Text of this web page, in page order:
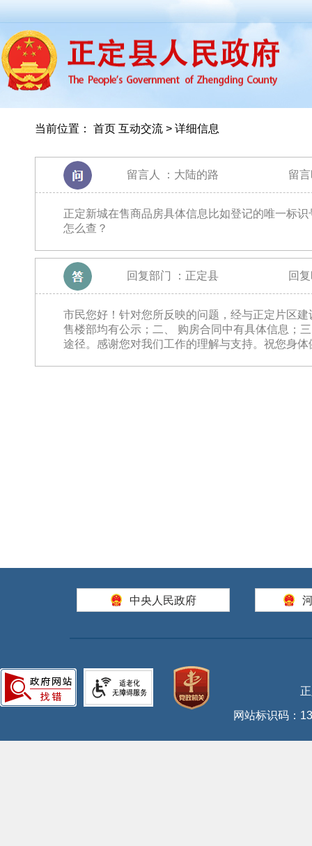
当前位置： 首页 互动交流 > 详细信息
留言人 ： 大陆的路 留
正定新城在售商品房具体信息比如登记的唯一标
怎么查？
回复部门 ： 正定县 回
市民您好！针对您所反映的问题，经与正定片区
售楼部均有公示；二、 购房合同中有具体信息；
途径。感谢您对我们工作的理解与支持。祝您身